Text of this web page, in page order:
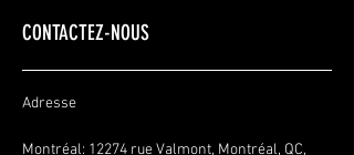
CONTACTEZ-NOUS
Adresse
Montréal: 12274 rue Valmont, Montréal, QC,